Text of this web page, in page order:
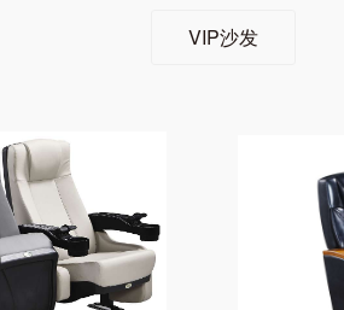
VIP沙发